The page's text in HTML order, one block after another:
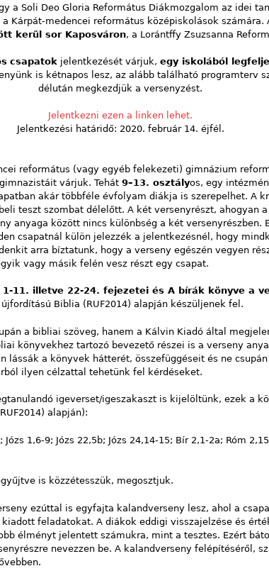
a Soli Deo Gloria Református Diákmozgalom az idei
Kárpát-medencei református középiskolások számára.
kerül sor Kaposváron, a Lorántffy Zsuzsanna
csapatok jelentkezését várjuk, egy iskolából
is kétnapos lesz, az alább található programterv
délután megkezdjük a versenyzést.
Jelentkezni ezen a linken lehet.
Jelentkezési határidő: 2020. február 14. éjfél.
református (vagy egyéb felekezeti) gimnázium
várjuk. Tehát 9–13. osztályos, egy
akár többféle évfolyam diákja is szerepelhet. A
teszt szombat délelőtt. A két versenyrészt, ahogyan
anyaga között nincs különbség a két versenyrészben.
csapatnál külön jelezzék a jelentkezésnél, hogy
arra bíztatunk, hogy a verseny egészén vegyen
vagy másik felén vesz részt egy csapat.
1-11. illetve 22-24. fejezetei és A bírák könyve a
Biblia (RUF2014) alapján készüljenek fel.
a bibliai szöveg, hanem a Kálvin Kiadó által
könyvekhez tartozó bevezető részei is a verseny
lássák a könyvek hátterét, összefüggéseit és ne
ilyen célzattal tehetünk fel kérdéseket.
igeverset/igeszakaszt is kijelöltünk, ezek a
alapján):
1,6-9; Józs 22,5b; Józs 24,14-15; Bír 2,1-2a; Róm
is közzétesszük, megosztjuk.
ezúttal is egyfajta kalandverseny lesz, ahol a
feladatokat. A diákok eddigi visszajelzése és
élményt jelentett számukra, mint a tesztes. Ezért
nevezzen be. A kalandverseny felépítéséről,